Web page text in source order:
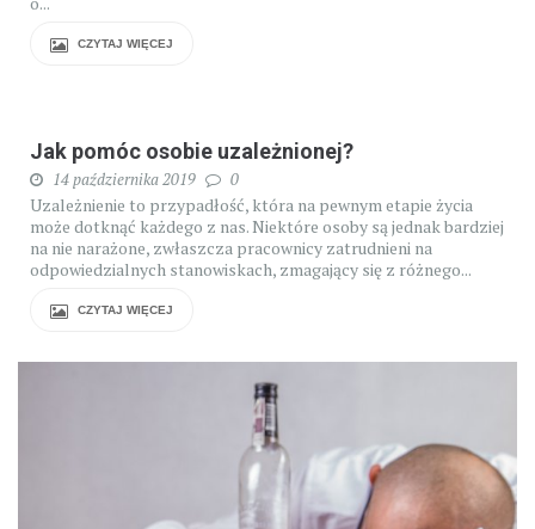
CZYTAJ WIĘCEJ
Jak pomóc osobie uzależnionej?
14 października 2019 0
Uzależnienie to przypadłość, która na pewnym etapie życia
może dotknąć każdego z nas. Niektóre osoby są jednak bardziej
na nie narażone, zwłaszcza pracownicy zatrudnieni na
odpowiedzialnych stanowiskach, zmagający się z różnego...
CZYTAJ WIĘCEJ